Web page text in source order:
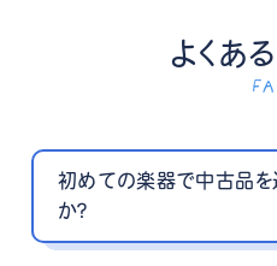
よくあ
初めての楽器で中古品
か？